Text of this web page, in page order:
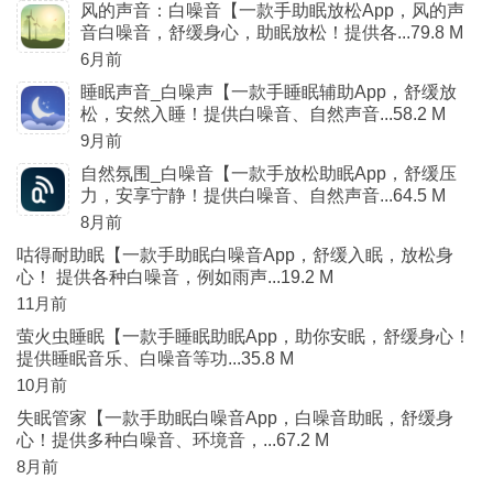
风的声音：白噪音【一款手助眠放松App，风的声
音白噪音，舒缓身心，助眠放松！提供各...79.8 M
6月前
睡眠声音_白噪声【一款手睡眠辅助App，舒缓放
松，安然入睡！提供白噪音、自然声音...58.2 M
9月前
自然氛围_白噪音【一款手放松助眠App，舒缓压
力，安享宁静！提供白噪音、自然声音...64.5 M
8月前
咕得耐助眠【一款手助眠白噪音App，舒缓入眠，放松身
心！ 提供各种白噪音，例如雨声...19.2 M
11月前
萤火虫睡眠【一款手睡眠助眠App，助你安眠，舒缓身心！
提供睡眠音乐、白噪音等功...35.8 M
10月前
失眠管家【一款手助眠白噪音App，白噪音助眠，舒缓身
心！提供多种白噪音、环境音，...67.2 M
8月前